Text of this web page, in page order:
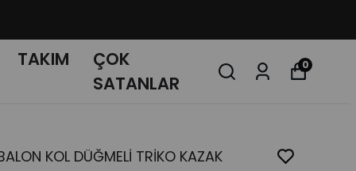
TAKIM
ÇOK
SATANLAR
0
KOL DÜĞMELİ TRİKO KAZAK